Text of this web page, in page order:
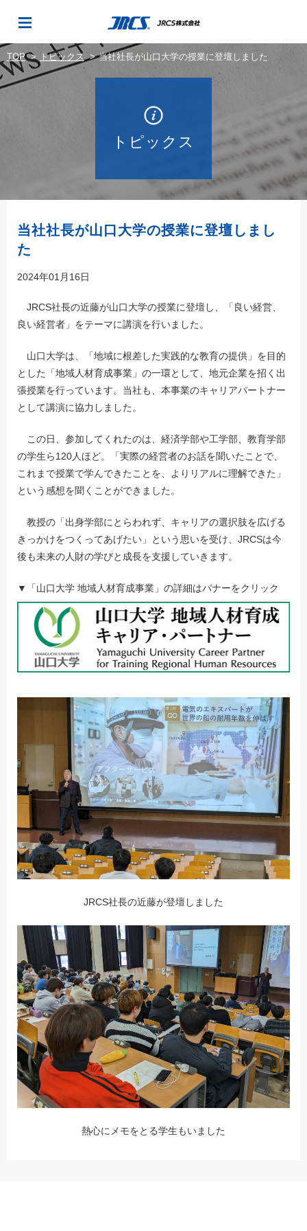
TOP トピックス 当社社長が山口大学の授業に登壇しました
トピックス
当社社長が山口大学の授業に登壇しまし
た
2024年01月16日
JRCS社長の近藤が山口大学の授業に登壇し、「良い経営、
良い経営者」をテーマに講演を行いました。
山口大学は、「地域に根差した実践的な教育の提供」を目的
とした「地域人材育成事業」の一環として、地元企業を招く出
張授業を行っています。当社も、本事業のキャリアパートナー
として講演に協力しました。
この日、参加してくれたのは、経済学部や工学部、教育学部
の学生ら120人ほど。「実際の経営者のお話を聞いたことで、
これまで授業で学んできたことを、よりリアルに理解できた」
という感想を聞くことができました。
教授の「出身学部にとらわれず、キャリアの選択肢を広げる
きっかけをつくってあげたい」という思いを受け、JRCSは今
後も未来の人財の学びと成長を支援していきます。
▼「山口大学 地域人材育成事業」の詳細はバナーをクリック
JRCS社長の近藤が登壇しました
熱心にメモをとる学生もいました